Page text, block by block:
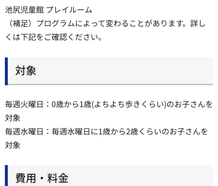
池尻児童館 プレイルーム
（補足）プログラムによって変わることがあります。詳し
くは下記をご確認ください。
対象
毎週火曜日：0歳から1歳(よちよち歩きくらい)のお子さんを
対象
毎週水曜日：毎週水曜日に1歳から2歳くらいのお子さんを
対象
費用・料金